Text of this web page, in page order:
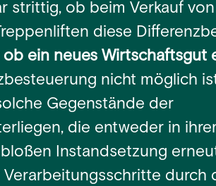
strittig, ob beim Verkauf
diese
ob ein neues Wirtschaftsgut
nicht möglich
Gegenstände der
die entweder in
Instandsetzung
durch